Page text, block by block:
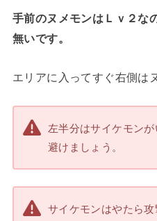
手前のヌメモンはＬｖ２な
無いです。
エリアに入ってすぐ右側は
左半分はサイケモン
避けましょう。
サイケモンはやたら攻